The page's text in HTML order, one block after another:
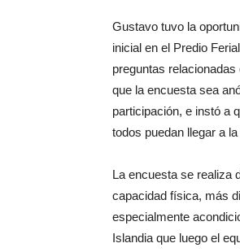
Gustavo tuvo la
inicial en el Predio
preguntas
que la encuesta sea
participación, e instó a
todos puedan llegar a
La encuesta se realiza
capacidad física, más
especialmente
Islandia que luego el